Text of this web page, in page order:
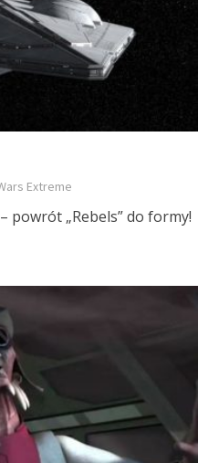
Extreme
powrót „Rebels” do formy!